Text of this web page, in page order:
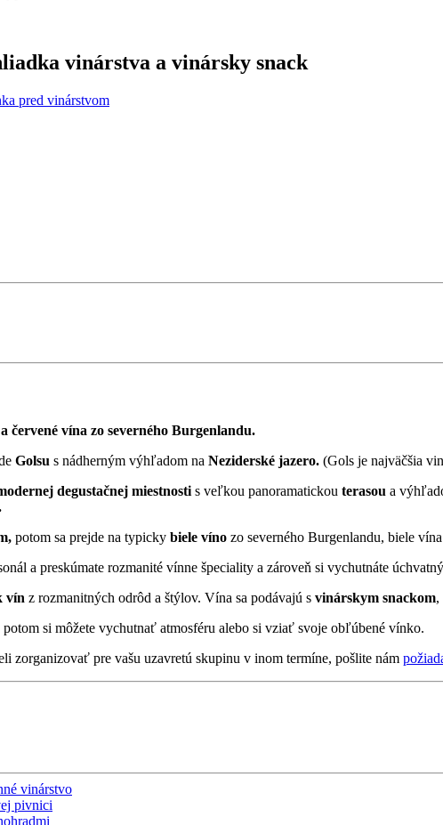
vinárstva a vinársky snack
červené vína zo severného Burgenlandu.
Golsu s nádherným výhľadom na Neziderské jazero. (Gols je najväčšia
degustačnej miestnostis veľkou panoramatickou terasou a
potom sa prejde na typicky biele víno zo severného Burgenlandu, biele
a preskúmate rozmanité vínne špeciality a zároveň si vychutnáte
vín z rozmanitných odrôd a štýlov. Vína sa podávajú s vinárskym snackom,
potom si môžete vychutnať atmosféru alebo si vziať svoje obľúbené vínko.
zorganizovať pre vašu uzavretú skupinu v inom termíne, pošlite nám